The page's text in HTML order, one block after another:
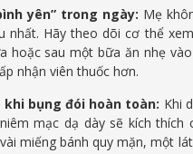
yên” trong ngày: Mẹ
nhất. Hãy theo dõi cơ thể
hoặc sau một bữa ăn nhẹ
nhận viên thuốc hơn.
bụng đói hoàn toàn: Khi
mạc dạ dày sẽ kích thích
miếng bánh quy mặn, một